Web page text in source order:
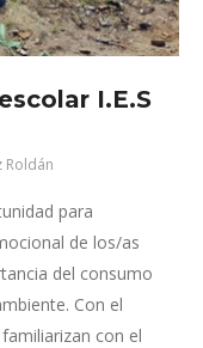
I.E.S
Roldán
para
de los/as
del consumo
Con el
con el